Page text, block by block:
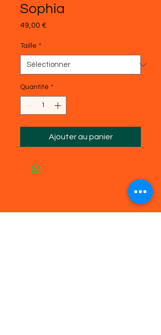
Sophia
49,00 €
Taille *
Quantité *
Ajouter au panier